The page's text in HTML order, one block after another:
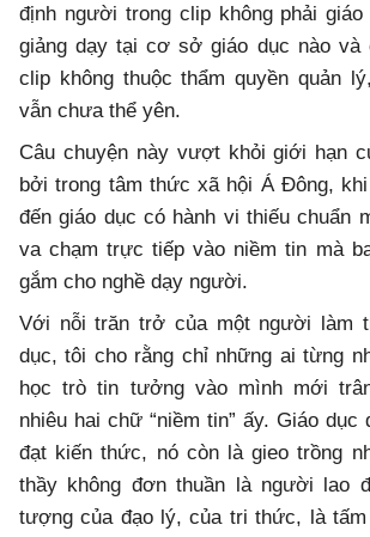
định người trong clip không phải
giảng dạy tại cơ sở giáo dục nào và
clip không thuộc thẩm quyền quản
vẫn chưa thể yên.
Câu chuyện này vượt khỏi giới hạn
bởi trong tâm thức xã hội Á Đông,
đến giáo dục có hành vi thiếu chuẩn
va chạm trực tiếp vào niềm tin mà
gắm cho nghề dạy người.
Với nỗi trăn trở của một người làm
dục, tôi cho rằng chỉ những ai từng
học trò tin tưởng vào mình mới
nhiêu hai chữ “niềm tin” ấy. Giáo dục
đạt kiến thức, nó còn là gieo trồng
thầy không đơn thuần là người lao
tượng của đạo lý, của tri thức, là